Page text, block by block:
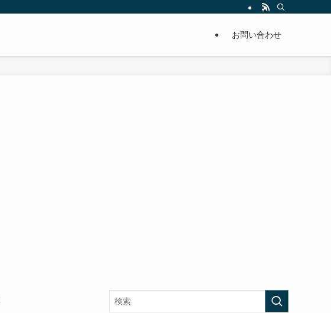
でいる方々が簡単に痩せることが出来るように分かりやすくまとめています。
お問い合わせ